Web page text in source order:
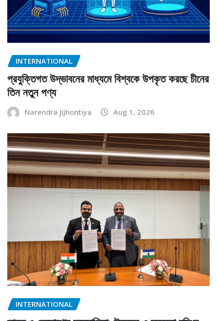
INTERNATIONAL
প্রযুক্তিগত উদ্ভাবনের মাধ্যমে বিশ্বকে উপকৃত করছে চীনের
তিন নতুন পণ্য
Narendra Jijhontiya Aug 1, 2026
INTERNATIONAL